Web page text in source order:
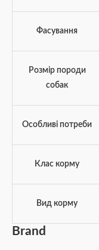
Фасування
Розмір породи
собак
Особливі потреби
Клас корму
Вид корму
Brand